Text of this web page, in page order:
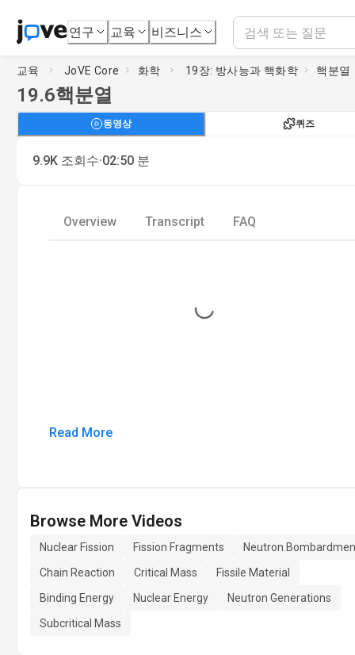
연구 교육 비즈니스
교육 JoVE Core 화학 19장: 방사능과 핵화학 핵분열
19.6핵분열
동영상 퀴즈
9.9K 조회수·02:50 분
Overview Transcript FAQ
Loading...
Read More
Browse More Videos
Nuclear Fission Fission Fragments
Neutron
Chain Reaction
Critical Mass
Fissile Material
Binding Energy
Nuclear Energy
Neutron Generations
Subcritical Mass